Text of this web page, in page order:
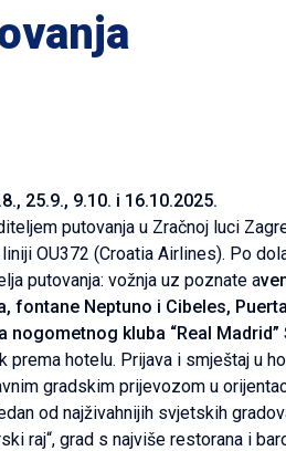
25.9., 9.10. i 16.10.2025.
putovanja u Zračnoj luci
liniji OU372 (Croatia Airlines). Po
putovanja: vožnja uz poznate a
fontane Neptuno i Cibeles,
nogometnog kluba “Real Madrid”
prema hotelu. Prijava i smještaj u
gradskim prijevozom u
od najživahnijih svjetskih
raj“, grad s najviše restorana i